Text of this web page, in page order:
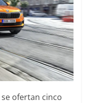
ofertan cinco